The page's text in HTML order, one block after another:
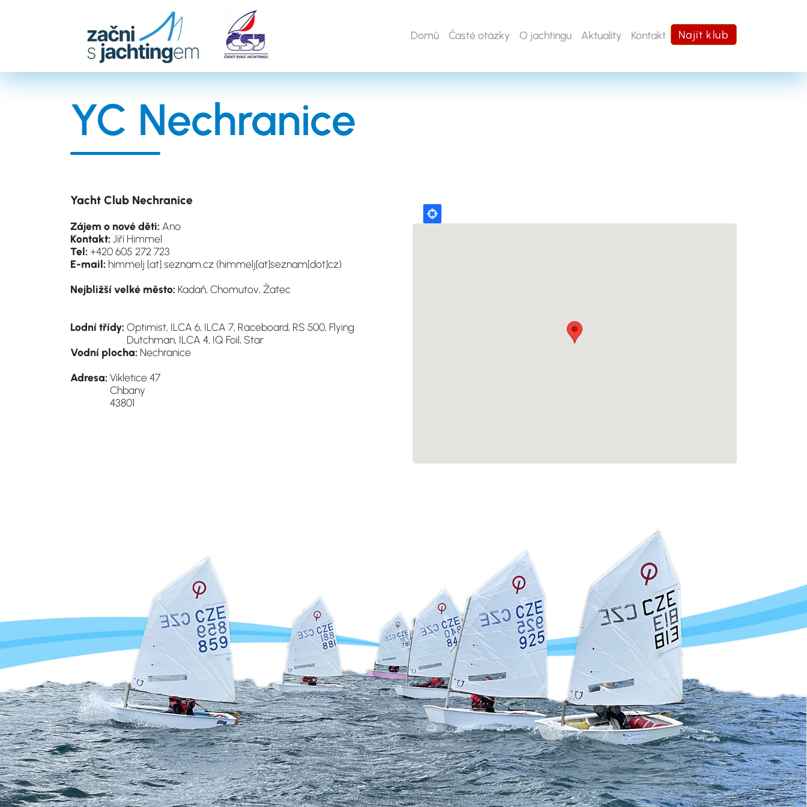
Domů Časté otázky O jachtingu Aktuality Kontakt Najít klub
YC Nechranice
Yacht Club Nechranice
Zájem o nové děti: Ano
Kontakt: Jiří Himmel
Tel: +420 605 272 723
E-mail: himmelj [at]seznam.cz (himmelj[at]seznam[dot]cz)
Nejbližší velké město: Kadaň, Chomutov, Žatec
Lodní třídy: Optimist, ILCA 6, ILCA 7, Raceboard, RS 500, Flying
Dutchman, ILCA 4, IQ Foil, Star
Vodní plocha: Nechranice
Adresa: Vikletice 47
Chbany
43801